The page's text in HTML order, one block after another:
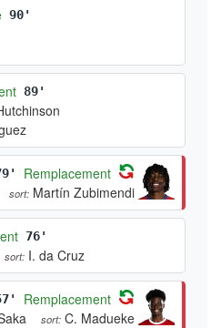
90'
89'
Remplacement
sort: Martín Zubimendi
76'
sort: I. da Cruz
Remplacement
sort: C. Madueke